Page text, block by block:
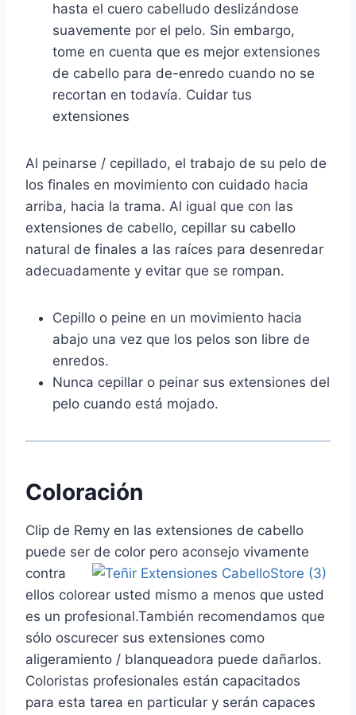
hasta el cuero cabelludo deslizándose
suavemente por el pelo. Sin embargo,
tome en cuenta que es mejor extensiones
de cabello para de-enredo cuando no se
recortan en todavía. Cuidar tus
extensiones
Al peinarse / cepillado, el trabajo de su pelo de
los finales en movimiento con cuidado hacia
arriba, hacia la trama. Al igual que con las
extensiones de cabello, cepillar su cabello
natural de finales a las raíces para desenredar
adecuadamente y evitar que se rompan.
Cepillo o peine en un movimiento hacia
abajo una vez que los pelos son libre de
enredos.
Nunca cepillar o peinar sus extensiones del
pelo cuando está mojado.
Coloración
Clip de Remy en las extensiones de cabello
puede ser de color pero aconsejo vivamente
contra
ellos colorear usted mismo a menos que usted
es un profesional.También recomendamos que
sólo oscurecer sus extensiones como
aligeramiento / blanqueadora puede dañarlos.
Coloristas profesionales están capacitados
para esta tarea en particular y serán capaces